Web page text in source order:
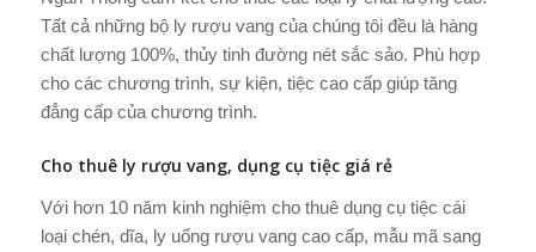
Tất cả những bộ ly rượu vang của chúng tôi đều là hàng
chất lượng 100%, thủy tinh đường nét sắc sảo. Phù hợp
cho các chương trình, sự kiện, tiệc cao cấp giúp tăng
đẳng cấp của chương trình.
Cho thuê ly rượu vang, dụng cụ tiệc giá rẻ
Với hơn 10 năm kinh nghiệm cho thuê dụng cụ tiệc cái
loại chén, dĩa, ly uống rượu vang cao cấp, mẫu mã sang